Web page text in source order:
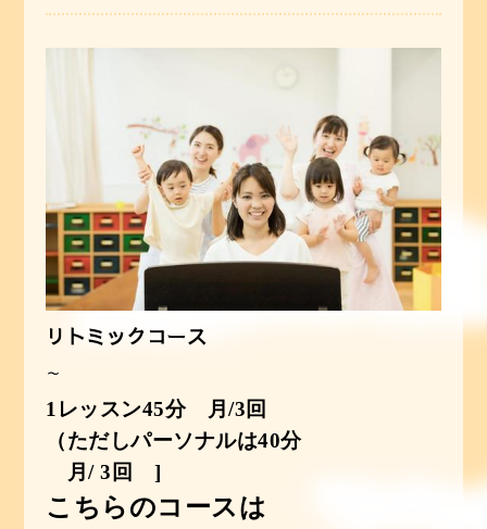
リトミックコース
～
1レッスン45分 月/3回
（ただしパーソナルは40分
月/ 3回 ]
こちらのコースは